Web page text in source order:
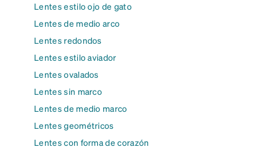
Lentes estilo ojo de gato
Lentes de medio arco
Lentes redondos
Lentes estilo aviador
Lentes ovalados
Lentes sin marco
Lentes de medio marco
Lentes geométricos
Lentes con forma de corazón